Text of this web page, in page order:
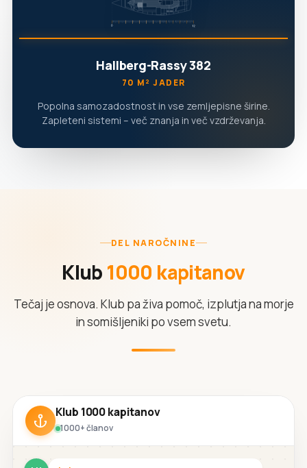
Hallberg-Rassy 382
70 M² JADER
Popolna samozadostnost in vse zemljepisne širine.
Zapleteni sistemi – več znanja in več vzdrževanja.
DEL NAROČNINE
Klub 1000 kapitanov
Tečaj je osnova. Klub pa živa pomoč, izplutja na morje
in somišljeniki po vsem svetu.
Klub 1000 kapitanov
1000+ članov